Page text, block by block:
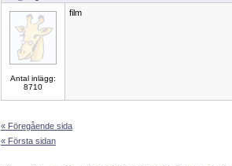
Antal inlägg:
8710
film
« Föregående sida
« Första sidan